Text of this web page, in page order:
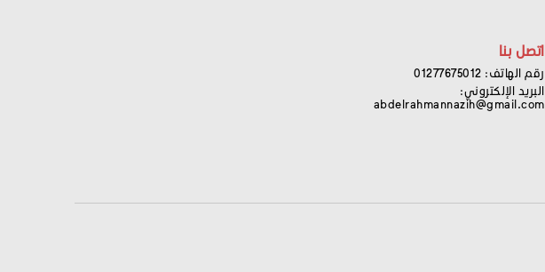
اتصل بنا
رقم الهاتف: 01277675012
البريد الإلكتروني:
abdelrahmannazih@gmail.com